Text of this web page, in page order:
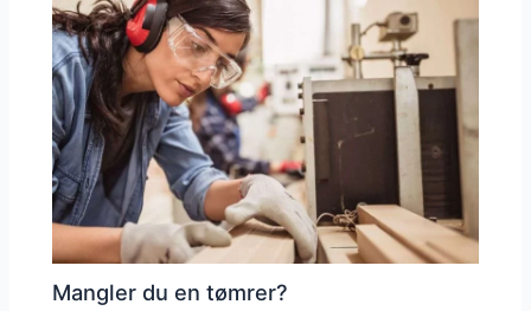
Mangler du en tømrer?